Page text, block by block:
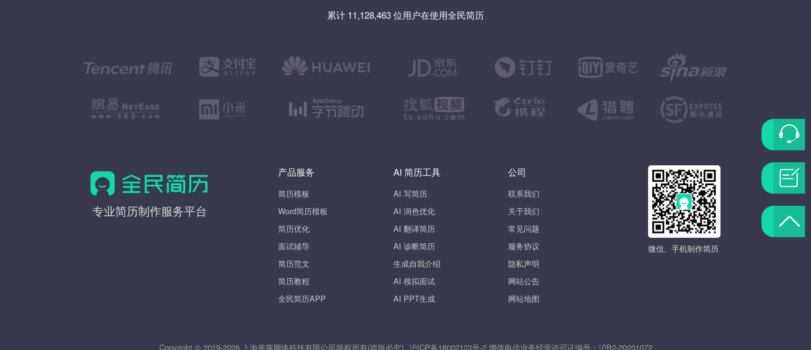
累计 11,128,463 位用户在使用全民简历
全
专业简历制作服务平台
产品服务
简历模板
Word简历模板
简历优化
面试辅导
简历范文
简历教程
全民简历APP
AI 简历工具
AI 写简历
AI 润色优化
AI 翻译简历
AI 诊断简历
生成自我介绍
AI 模拟面试
AI PPT生成
公司
联系我们
关于我们
常见问题
服务协议
隐私声明
网站公告
网站地图
微信、手机制作简历
Copyright © 2019-2026 上海斧掌网络科技有限公司版权所有(盗版必究) 沪ICP备18002123号-2增值电信业务经营许可证编号： 沪B2-20201072
联
系
客
服
题
反
返